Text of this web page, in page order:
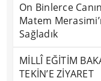
On Binlerce
Matem
Sağladık
MİLLÎ EĞİTİM
TEKİN’E ZİYARET